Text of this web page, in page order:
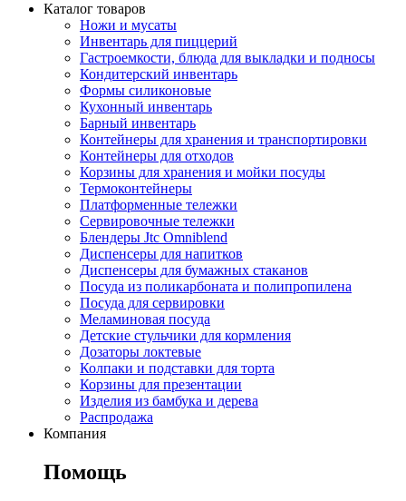
Каталог товаров
Ножи и мусаты
Инвентарь для пиццерий
Гастроемкости, блюда для выкладки и подносы
Кондитерский инвентарь
Формы силиконовые
Кухонный инвентарь
Барный инвентарь
Контейнеры для хранения и транспортировки
Контейнеры для отходов
Корзины для хранения и мойки посуды
Термоконтейнеры
Платформенные тележки
Сервировочные тележки
Блендеры Jtc Omniblend
Диспенсеры для напитков
Диспенсеры для бумажных стаканов
Посуда из поликарбоната и полипропилена
Посуда для сервировки
Меламиновая посуда
Детские стульчики для кормления
Дозаторы локтевые
Колпаки и подставки для торта
Корзины для презентации
Изделия из бамбука и дерева
Распродажа
Компания
Помощь